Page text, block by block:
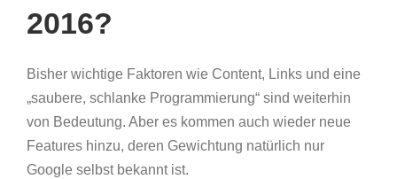
2016?
Bisher wichtige Faktoren wie Content, Links und eine
„saubere, schlanke Programmierung“ sind weiterhin
von Bedeutung. Aber es kommen auch wieder neue
Features hinzu, deren Gewichtung natürlich nur
Google selbst bekannt ist.